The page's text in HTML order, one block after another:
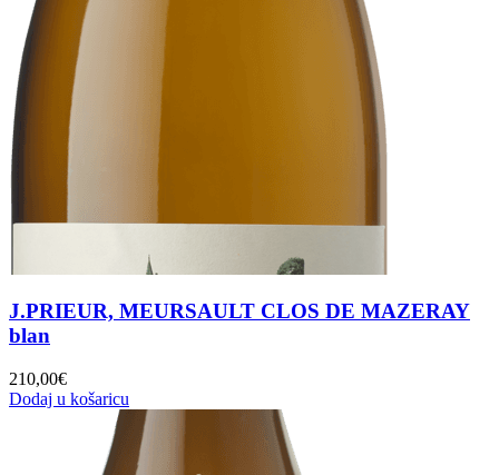
J.PRIEUR, MEURSAULT CLOS DE MAZERAY
blan
210,00€
Dodaj u košaricu